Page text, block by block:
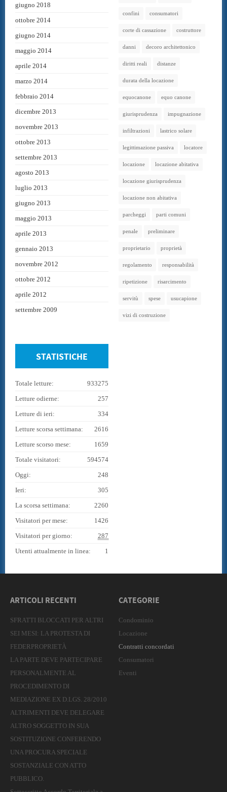
giugno 2018
ottobre 2014
giugno 2014
maggio 2014
aprile 2014
marzo 2014
febbraio 2014
dicembre 2013
novembre 2013
ottobre 2013
settembre 2013
agosto 2013
luglio 2013
giugno 2013
maggio 2013
aprile 2013
gennaio 2013
novembre 2012
ottobre 2012
aprile 2012
settembre 2009
confini consumatori
corte di cassazione costruttore
danni decoro architettonico
diritti reali distanze
durata della locazione
equocanone equo canone
giurisprudenza impugnazione
infiltrazioni lastrico solare
legittimazione passiva locatore
locazione locazione abitativa
locazione giurisprudenza
locazione non abitativa
parcheggi parti comuni
penale preliminare
proprietario proprietà
regolamento responsabilità
ripetizione risarcimento
servitù spese usucapione
vizi di costruzione
STATISTICHE
933275
Totale letture:
257
Letture odierne:
334
Letture di ieri:
2616
Letture scorsa settimana:
1659
Letture scorso mese:
594574
Totale visitatori:
248
Oggi:
305
Ieri:
2260
La scorsa settimana:
1426
Visitatori per mese:
287
Visitatori per giorno:
1
Utenti attualmente in linea:
ARTICOLI RECENTI
SFRATTI BLOCCATI PER ALTRI
SEI MESI: LA PROTESTA DI
FEDERPROPRIETÀ
LA PARTE DEVE PARTECIPARE
PERSONALMENTE AL
PROCEDIMENTO DI
MEDIAZIONE EX D.LGS. 28/2010
ALTRIMENTI DEVE DELEGARE
ALTRO SOGGETTO IN SUA
SOSTITUZIONE CONFERENDO
UNA PROCURA SPECIALE
SOSTANZIALE CON ATTO
PUBBLICO.
CATEGORIE
Condominio
Locazione
Contratti concordati
Consumatori
Eventi